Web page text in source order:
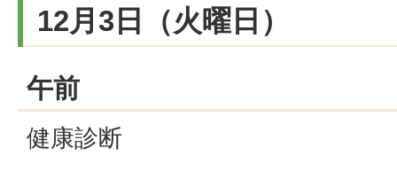
12月3日（火曜日）
午前
健康診断